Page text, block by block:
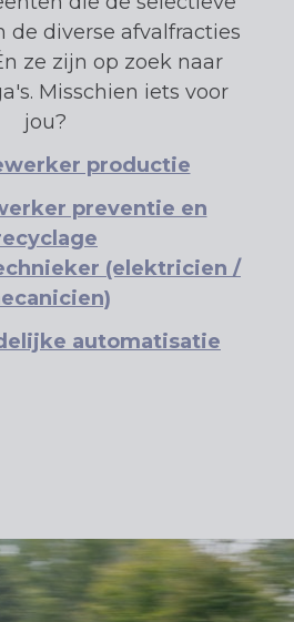
de diverse afvalfracties
ze zijn op zoek naar
Misschien iets voor
jou?
productie
preventie en
(elektricien /
automatisatie